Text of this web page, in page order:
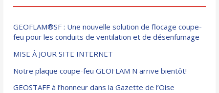
GEOFLAM®SF : Une nouvelle solution de flocage coupe-
feu pour les conduits de ventilation et de désenfumage
MISE À JOUR SITE INTERNET
Notre plaque coupe-feu GEOFLAM N arrive bientôt!
GEOSTAFF à l’honneur dans la Gazette de l’Oise